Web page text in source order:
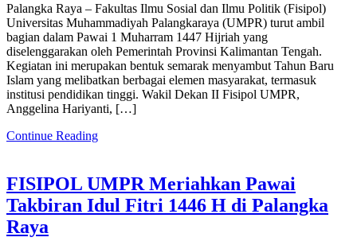
Palangka Raya – Fakultas Ilmu Sosial dan Ilmu Politik (Fisipol)
Universitas Muhammadiyah Palangkaraya (UMPR) turut ambil
bagian dalam Pawai 1 Muharram 1447 Hijriah yang
diselenggarakan oleh Pemerintah Provinsi Kalimantan Tengah.
Kegiatan ini merupakan bentuk semarak menyambut Tahun Baru
Islam yang melibatkan berbagai elemen masyarakat, termasuk
institusi pendidikan tinggi. Wakil Dekan II Fisipol UMPR,
Anggelina Hariyanti, […]
Continue Reading
FISIPOL UMPR Meriahkan Pawai
Takbiran Idul Fitri 1446 H di Palangka
Raya